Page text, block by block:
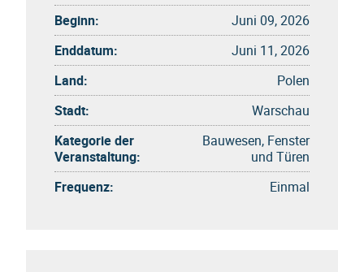
Beginn:
Juni 09, 2026
Enddatum:
Juni 11, 2026
Land:
Polen
Stadt:
Warschau
Kategorie der
Veranstaltung:
Bauwesen, Fenster
und Türen
Frequenz:
Einmal